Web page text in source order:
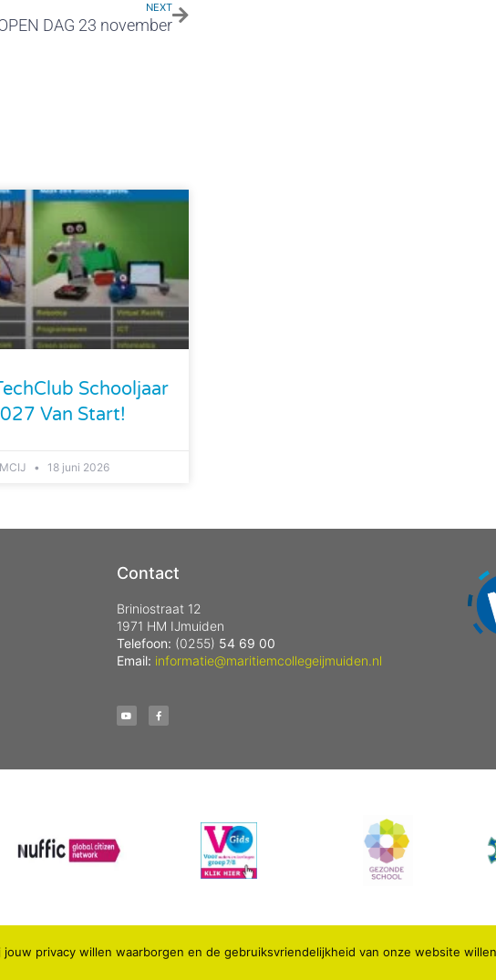
NEXT
DAG 23 november
Schooljaar
Van Start!
18 juni 2026
Contact
Briniostraat 12
1971 HM IJmuiden
Telefoon: (0255) 54 69 00
Email: informatie@maritiemcollegeijmuiden.nl
privacy willen waarborgen en de gebruiksvriendelijkheid van onze website